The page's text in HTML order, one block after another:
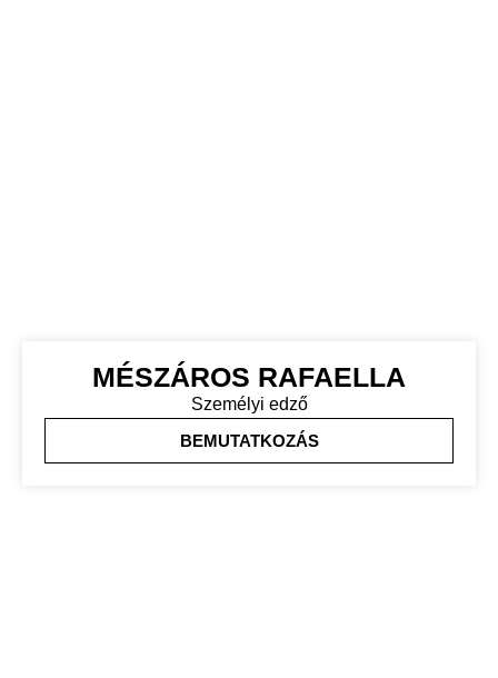
MÉSZÁROS RAFAELLA
Személyi edző
BEMUTATKOZÁS